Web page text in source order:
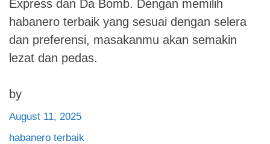
Express dan Da Bomb. Dengan memilih
habanero terbaik yang sesuai dengan selera
dan preferensi, masakanmu akan semakin
lezat dan pedas.
by
August 11, 2025
habanero terbaik